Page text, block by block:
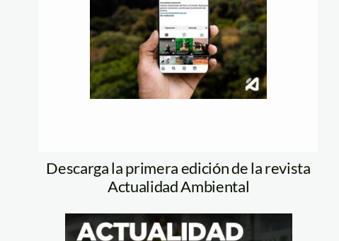
Descarga la primera edición de la revista
Actualidad Ambiental